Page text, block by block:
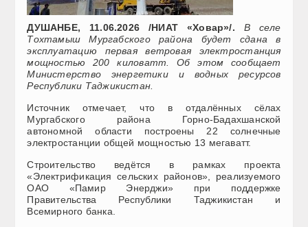
ДУШАНБЕ, 11.06.2026 /НИАТ «Ховар»/.
В селе
Тохтамыш Мургабского района будет сдана в
эксплуатацию первая ветровая электростанция
мощностью 200 киловатт. Об этом сообщает
Министерство энергетики и водных ресурсов
Республики Таджикистан.
Источник отмечает, что в отдалённых сёлах
Мургабского района Горно-Бадахшанской
автономной области построены 22 солнечные
электростанции общей мощностью 13 мегаватт.
Строительство ведётся в рамках проекта
«Электрификация сельских районов», реализуемого
ОАО «Памир Энерджи» при поддержке
Правительства Республики Таджикистан и
Всемирного банка.